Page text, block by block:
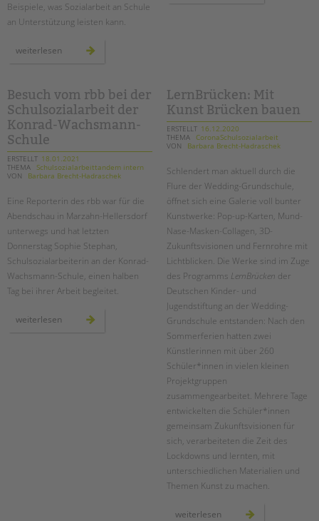
Beispiele, was Sozialarbeit an Schule
an Unterstützung leisten kann.
weiterlesen paritätisches
positionspapier:
in
der
pandemie
Besuch vom rbb bei der
Schulsozialarbeit der
Konrad-Wachsmann-
Schule
ERSTELLT 18.01.2021
THEMA Schulsozialarbeittandem intern
VON
Barbara Brecht-Hadraschek
Eine Reporterin des rbb war für die
Abendschau in Marzahn-Hellersdorf
unterwegs und hat letzten
Donnerstag Sophie Stephan,
Schulsozialarbeiterin an der Konrad-
Wachsmann-Schule, einen halben
Tag bei ihrer Arbeit begleitet.
weiterlesen besuch
LernBrücken: Mit
Kunst Brücken bauen
ERSTELLT 16.12.2020
THEMA CoronaSchulsozialarbeit
VON
Barbara Brecht-Hadraschek
Schlendert man aktuell durch die
Flure der Wedding-Grundschule,
öffnet sich eine Galerie voll bunter
Kunstwerke: Pop-up-Karten, Mund-
Nase-Masken-Collagen, 3D-
Zukunftsvisionen und Fernrohre mit
Lichtblicken. Die Werke sind im Zuge
des Programms LernBrücken der
Deutschen Kinder- und
Jugendstiftung an der Wedding-
Grundschule entstanden: Nach den
Sommerferien hatten zwei
Künstlerinnen mit über 260
Schüler*innen in vielen kleinen
Projektgruppen
zusammengearbeitet. Mehrere Tage
entwickelten die Schüler*innen
gemeinsam Zukunftsvisionen für
sich, verarbeiteten die Zeit des
Lockdowns und lernten, mit
unterschiedlichen Materialien und
Themen Kunst zu machen.
weiterlesen lernbrücken: